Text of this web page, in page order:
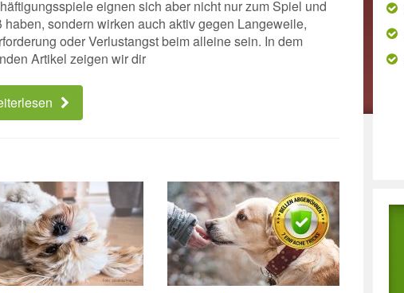
eignen sich aber nicht nur zum Spiel und
haben, sondern wirken auch aktiv gegen Langeweile,
oder Verlustangst beim alleine sein. In dem
Artikel zeigen wir dir